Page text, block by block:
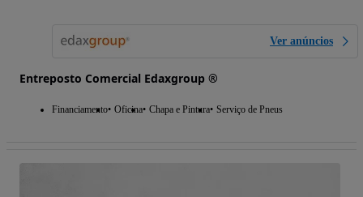
Ver anúncios
Entreposto Comercial Edaxgroup ®
Financiamento Oficina Chapa e Pintura Serviço de Pneus